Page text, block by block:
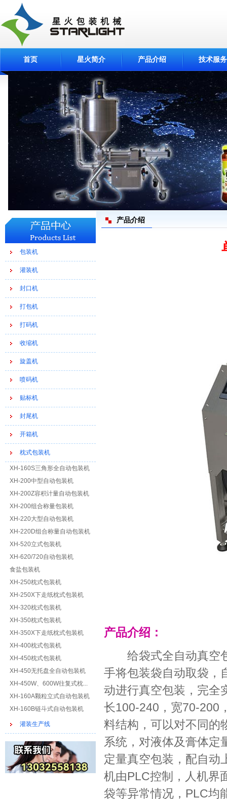
首页 星火简介 产品介绍 技术服务
包装机
灌装机
封口机
打包机
打码机
收缩机
旋盖机
喷码机
贴标机
封尾机
开箱机
枕式包装机
XH-160S三角形全自动包装机
XH-200中型自动包装机
XH-200Z容积计量自动包装机
XH-200组合称量包装机
XH-220大型自动包装机
XH-220D组合称量自动包装机
XH-520立式包装机
XH-620/720自动包装机
食盐包装机
XH-250枕式包装机
XH-250X下走纸枕式包装机
XH-320枕式包装机
XH-350枕式包装机
XH-350X下走纸枕式包装机
XH-400枕式包装机
XH-450枕式包装机
XH-450无托盘全自动包装机
XH-450W、600W往复式枕...
XH-160A颗粒立式自动包装机
XH-160B链斗式自动包装机
灌装生产线
产品介绍
产品介绍：
给袋式全自动真空包
手将包装袋自动取袋，
动进行真空包装，完全
长100-240，宽70-200
料结构，可以对不同的
系统，对液体及膏体定
定量真空包装，配自动
机由PLC控制，人机界
袋等异常情况，PLC均